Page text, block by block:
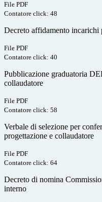
File PDF
Contatore click: 48
Decreto affidamento incarichi
File PDF
Contatore click: 40
Pubblicazione graduatoria
collaudatore
File PDF
Contatore click: 58
Verbale di selezione per
progettazione e collaudatore
File PDF
Contatore click: 64
Decreto di nomina
interno